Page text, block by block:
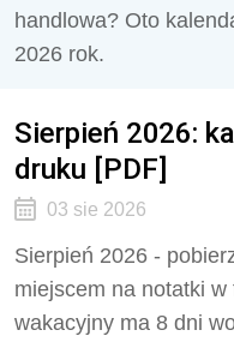
handlowa? Oto
2026 rok.
Sierpień 2026:
druku [PDF]
03 sie 2026
Sierpień 2026 -
miejscem na notatki
wakacyjny ma 8 dni